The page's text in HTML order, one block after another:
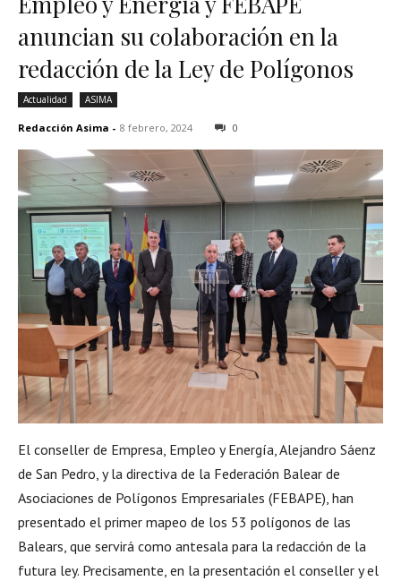
anuncian su colaboración en la
redacción de la Ley de Polígonos
Actualidad ASIMA
Redacción Asima - 8 febrero, 2024 0
El conseller de Empresa, Empleo y Energía, Alejandro Sáenz
de San Pedro, y la directiva de la Federación Balear de
Asociaciones de Polígonos Empresariales (FEBAPE), han
presentado el primer mapeo de los 53 polígonos de las
Balears, que servirá como antesala para la redacción de la
futura ley. Precisamente, en la presentación el conseller y el